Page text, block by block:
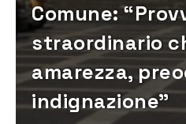
Comune:
straordinario
amarezza,
indignazione”